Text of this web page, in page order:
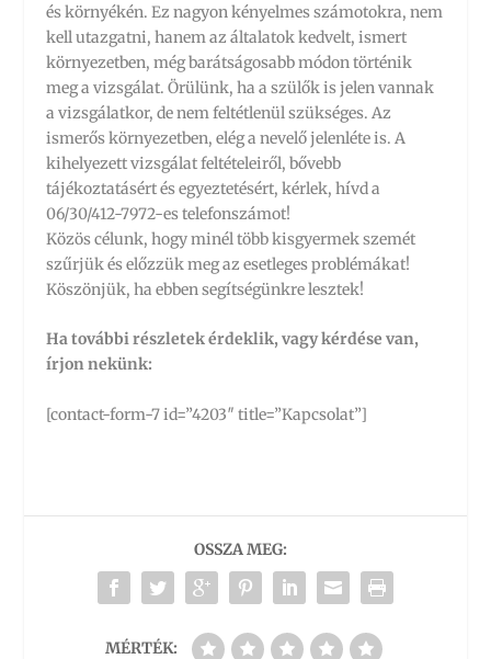
és környékén. Ez nagyon kényelmes számotokra, nem
kell utazgatni, hanem az általatok kedvelt, ismert
környezetben, még barátságosabb módon történik
meg a vizsgálat. Örülünk, ha a szülők is jelen vannak
a vizsgálatkor, de nem feltétlenül szükséges. Az
ismerős környezetben, elég a nevelő jelenléte is. A
kihelyezett vizsgálat feltételeiről, bővebb
tájékoztatásért és egyeztetésért, kérlek, hívd a
06/30/412-7972-es telefonszámot!
Közös célunk, hogy minél több kisgyermek szemét
szűrjük és előzzük meg az esetleges problémákat!
Köszönjük, ha ebben segítségünkre lesztek!
Ha további részletek érdeklik, vagy kérdése van,
írjon nekünk:
[contact-form-7 id=”4203″ title=”Kapcsolat”]
OSSZA MEG:
MÉRTÉK: